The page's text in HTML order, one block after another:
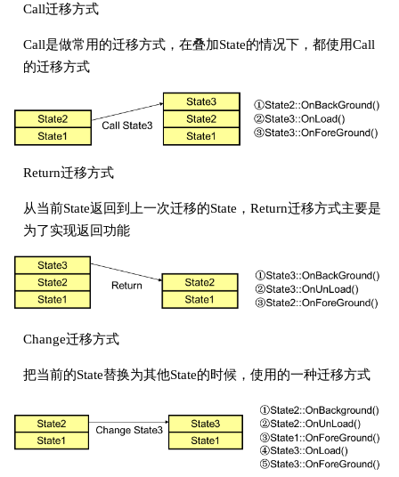
Call迁移方式
Call是做常用的迁移方式，在叠加State的情况下，都使用Call
的迁移方式
Return迁移方式
从当前State返回到上一次迁移的State，Return迁移方式主要是
为了实现返回功能
Change迁移方式
把当前的State替换为其他State的时候，使用的一种迁移方式